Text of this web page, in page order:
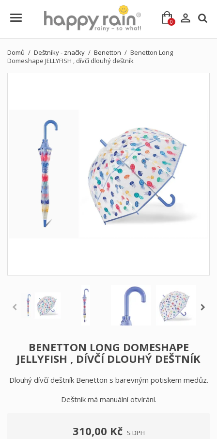
0 
Domů Deštníky - značky Benetton
Benetton Long
Domeshape JELLYFISH , dívčí dlouhý deštník
BENETTON LONG DOMESHAPE
JELLYFISH , DÍVČÍ DLOUHÝ DEŠTNÍK
Dlouhý dívčí deštník Benetton s barevným potiskem medůz.
Deštník má manuální otvírání.
310,00 Kč S DPH